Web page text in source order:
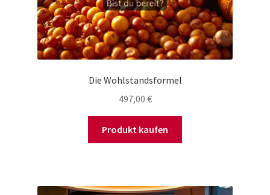
Die Wohlstandsformel
497,00 €
Produkt kaufen